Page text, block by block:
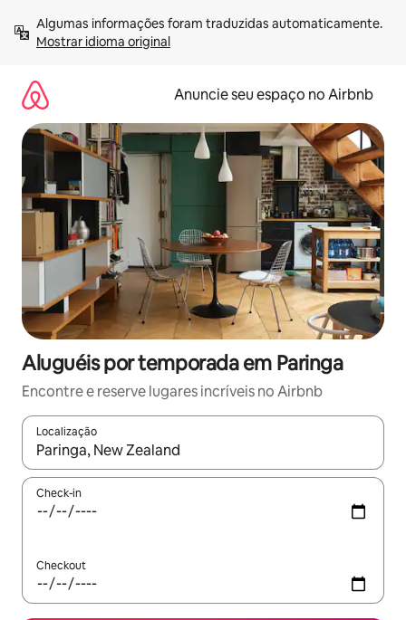
para
Mostrar idioma original
Anuncie seu espaço no Airbnb
Aluguéis por temporada em Paringa
Encontre e reserve lugares incríveis no Airbnb
Localização
Quando os resultados estiverem disponíveis, explore-os
Check-in
Checkout